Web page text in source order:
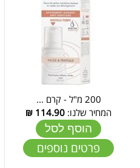
200 מ"ל - קרם ...
המחיר שלנו: 114.90
₪
הוסף לסל
פרטים נוספים